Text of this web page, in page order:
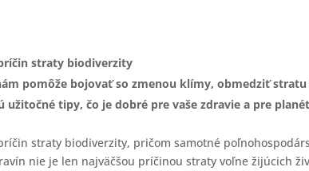
straty biodiverzity
pomôže bojovať so zmenou klímy, obmedziť
tipy, čo je dobré pre vaše zdravie a pre
straty biodiverzity, pričom samotné
nie je len najväčšou príčinou straty voľne žijúcich